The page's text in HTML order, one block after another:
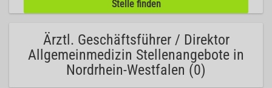
Ärztl. Geschäftsführer / Direktor
Allgemeinmedizin Stellenangebote in
Nordrhein-Westfalen (0)